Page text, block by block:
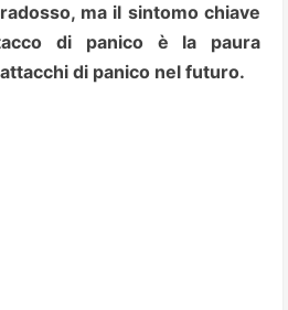
ma il sintomo chiave
di panico è la paura
di panico nel futuro.